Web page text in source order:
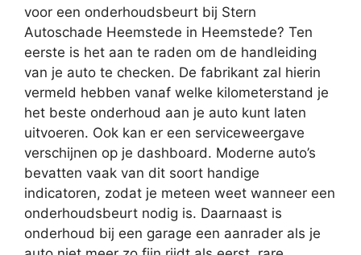
voor een onderhoudsbeurt bij Stern
Autoschade Heemstede in Heemstede? Ten
eerste is het aan te raden om de handleiding
van je auto te checken. De fabrikant zal hierin
vermeld hebben vanaf welke kilometerstand je
het beste onderhoud aan je auto kunt laten
uitvoeren. Ook kan er een serviceweergave
verschijnen op je dashboard. Moderne auto’s
bevatten vaak van dit soort handige
indicatoren, zodat je meteen weet wanneer een
onderhoudsbeurt nodig is. Daarnaast is
onderhoud bij een garage een aanrader als je